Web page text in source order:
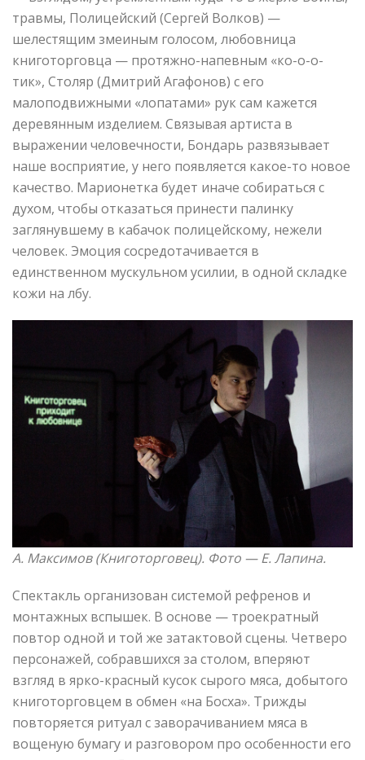
травмы, Полицейский (Сергей Волков) —
шелестящим змеиным голосом, любовница
книготорговца — протяжно-напевным «ко-о-о-
тик», Столяр (Дмитрий Агафонов) с его
малоподвижными «лопатами» рук сам кажется
деревянным изделием. Связывая артиста в
выражении человечности, Бондарь развязывает
наше восприятие, у него появляется какое-то новое
качество. Марионетка будет иначе собираться с
духом, чтобы отказаться принести палинку
заглянувшему в кабачок полицейскому, нежели
человек. Эмоция сосредотачивается в
единственном мускульном усилии, в одной складке
кожи на лбу.
А. Максимов (Книготорговец). Фото —Е. Лапина.
Спектакль организован системой рефренов и
монтажных вспышек. В основе — троекратный
повтор одной и той же затактовой сцены. Четверо
персонажей, собравшихся за столом, вперяют
взгляд в ярко-красный кусок сырого мяса, добытого
книготорговцем в обмен «на Босха». Трижды
повторяется ритуал с заворачиванием мяса в
вощеную бумагу и разговором про особенности его